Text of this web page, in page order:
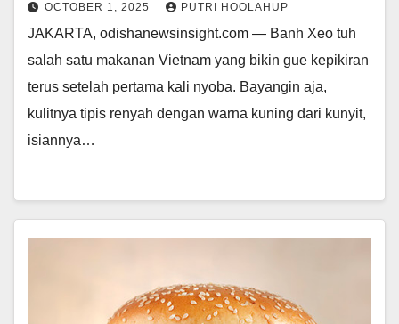
OCTOBER 1, 2025 PUTRI HOOLAHUP
JAKARTA, odishanewsinsight.com — Banh Xeo tuh
salah satu makanan Vietnam yang bikin gue kepikiran
terus setelah pertama kali nyoba. Bayangin aja,
kulitnya tipis renyah dengan warna kuning dari kunyit,
isiannya…